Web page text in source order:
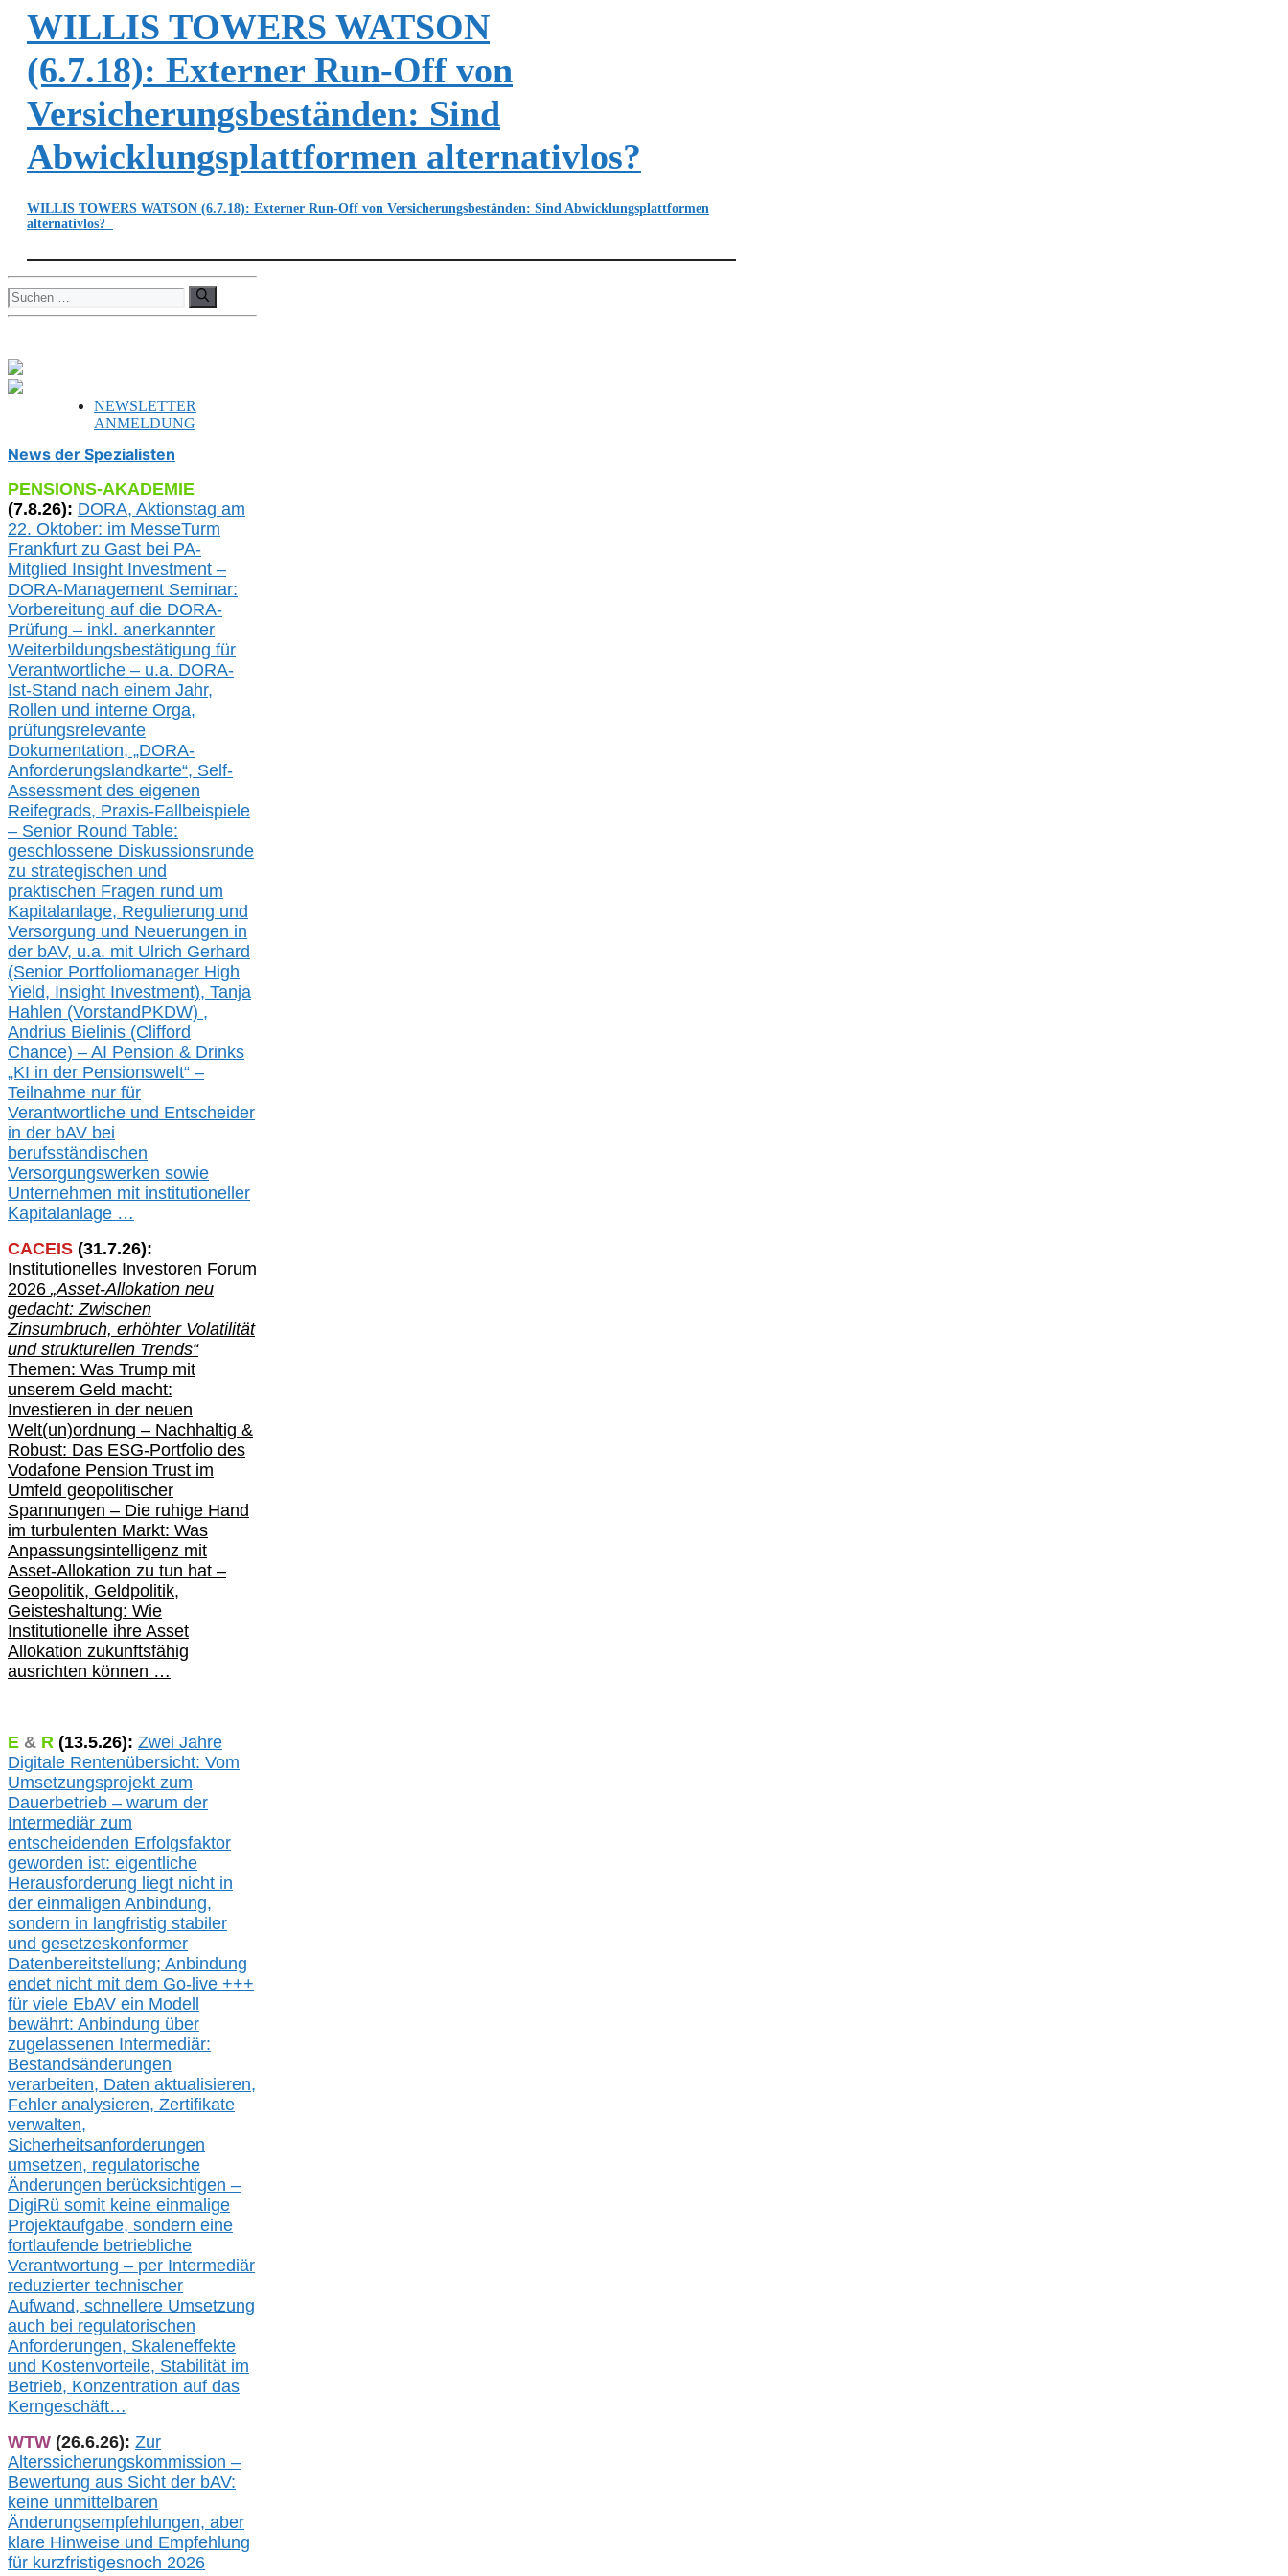
WILLIS TOWERS WATSON
(6.7.18): Externer Run-Off von
Versicherungsbeständen: Sind
Abwicklungsplattformen alternativlos?
WILLIS TOWERS WATSON (6.7.18): Externer Run-Off von Versicherungsbeständen: Sind Abwicklungsplattformen
alternativlos?
Suchen
nach:
NEWSLETTER
ANMELDUNG
News der Spezialisten
PENSIONS-AKADEMIE
(7.8.26): DORA, Aktionstag am
22. Oktober: im MesseTurm
Frankfurt zu Gast bei PA-
Mitglied Insight Investment –
DORA-Management Seminar:
Vorbereitung auf die DORA-
Prüfung – inkl. anerkannter
Weiterbildungsbestätigung für
Verantwortliche – u.a. DORA-
Ist-Stand nach einem Jahr,
Rollen und interne Orga,
prüfungsrelevante
Dokumentation, „DORA-
Anforderungslandkarte“, Self-
Assessment des eigenen
Reifegrads, Praxis-Fallbeispiele
– Senior Round Table:
geschlossene Diskussionsrunde
zu strategischen und
praktischen Fragen rund um
Kapitalanlage, Regulierung und
Versorgung und Neuerungen in
der bAV, u.a. mit Ulrich Gerhard
(Senior Portfoliomanager High
Yield, Insight Investment), Tanja
Hahlen (VorstandPKDW) ,
Andrius Bielinis (Clifford
Chance) – AI Pension & Drinks
„KI in der Pensionswelt“ –
Teilnahme nur für
Verantwortliche und Entscheider
in der bAV bei
berufsständischen
Versorgungswerken sowie
Unternehmen mit institutioneller
Kapitalanlage …
CACEIS (31.7.26):
Institutionelles Investoren Forum
2026 „Asset-Allokation neu
gedacht: Zwischen
Zinsumbruch, erhöhter Volatilität
und strukturellen Trends“
Themen: Was Trump mit
unserem Geld macht:
Investieren in der neuen
Welt(un)ordnung – Nachhaltig &
Robust: Das ESG-Portfolio des
Vodafone Pension Trust im
Umfeld geopolitischer
Spannungen – Die ruhige Hand
im turbulenten Markt: Was
Anpassungsintelligenz mit
Asset-Allokation zu tun hat –
Geopolitik, Geldpolitik,
Geisteshaltung: Wie
Institutionelle ihre Asset
Allokation zukunftsfähig
ausrichten können …
E & R (13.5.26): Zwei Jahre
Digitale Rentenübersicht: Vom
Umsetzungsprojekt zum
Dauerbetrieb – warum der
Intermediär zum
entscheidenden Erfolgsfaktor
geworden ist: eigentliche
Herausforderung liegt nicht in
der einmaligen Anbindung,
sondern in langfristig stabiler
und gesetzeskonformer
Datenbereitstellung; Anbindung
endet nicht mit dem Go-live +++
für viele EbAV ein Modell
bewährt: Anbindung über
zugelassenen Intermediär:
Bestandsänderungen
verarbeiten, Daten aktualisieren,
Fehler analysieren, Zertifikate
verwalten,
Sicherheitsanforderungen
umsetzen, regulatorische
Änderungen berücksichtigen –
DigiRü somit keine einmalige
Projektaufgabe, sondern eine
fortlaufende betriebliche
Verantwortung – per Intermediär
reduzierter technischer
Aufwand, schnellere Umsetzung
auch bei regulatorischen
Anforderungen, Skaleneffekte
und Kostenvorteile, Stabilität im
Betrieb, Konzentration auf das
Kerngeschäft…
WTW (26.6.26): Zur
Alterssicherungskommission –
Bewertung aus Sicht der bAV:
keine unmittelbaren
Änderungsempfehlungen, aber
klare Hinweise und Empfehlung
für kurzfristigesnoch 2026